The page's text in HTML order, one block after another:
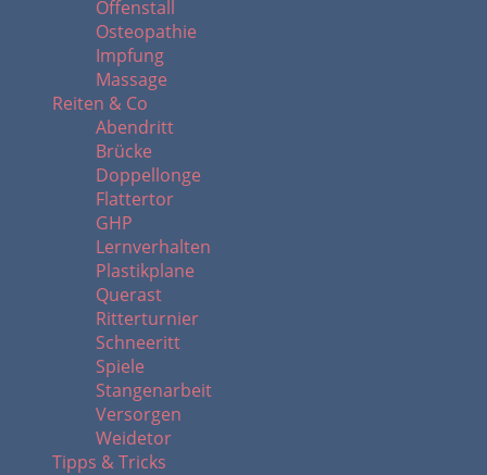
Offenstall
Osteopathie
Impfung
Massage
Reiten & Co
Abendritt
Brücke
Doppellonge
Flattertor
GHP
Lernverhalten
Plastikplane
Querast
Ritterturnier
Schneeritt
Spiele
Stangenarbeit
Versorgen
Weidetor
Tipps & Tricks